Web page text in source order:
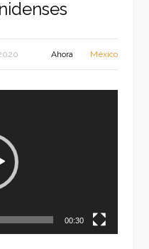
Ahora México
00:30